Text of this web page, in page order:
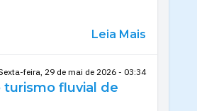
Leia Mais
feira, 29 de mai de 2026 - 03:34
turismo fluvial de